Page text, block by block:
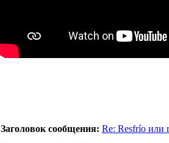
Заголовок сообщения: Re: Resfrío или